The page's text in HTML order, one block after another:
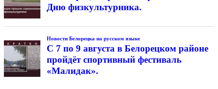
Дню физкультурника.
Новости Белорецка на русском языке
С 7 по 9 августа в Белорецком районе
пройдёт спортивный фестиваль
«Малидак».